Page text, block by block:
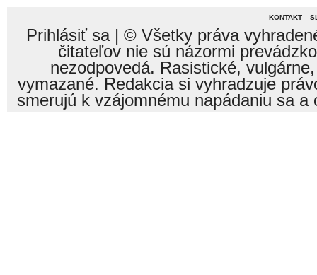
KONTAKT
Prihlásiť sa| © Všetky práva
čitateľov nie sú názormi
nezodpovedá. Rasistické,
vymazané. Redakcia si vyhradzuje
smerujú k vzájomnému napádaniu sa